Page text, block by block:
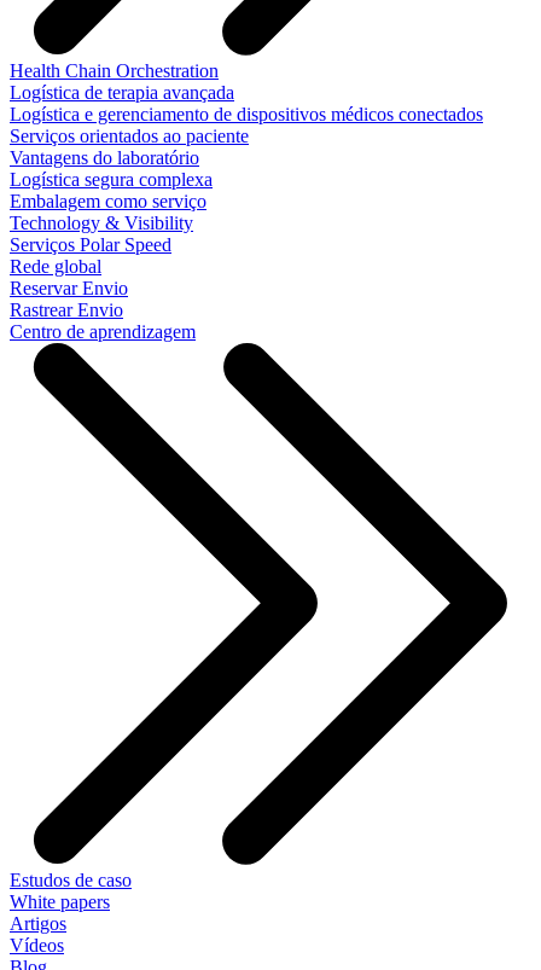
Health Chain Orchestration
Logística de terapia avançada
Logística e gerenciamento de dispositivos médicos conectados
Serviços orientados ao paciente
Vantagens do laboratório
Logística segura complexa
Embalagem como serviço
Technology & Visibility
Serviços Polar Speed
Rede global
Reservar Envio
Rastrear Envio
Centro de aprendizagem
Estudos de caso
White papers
Artigos
Vídeos